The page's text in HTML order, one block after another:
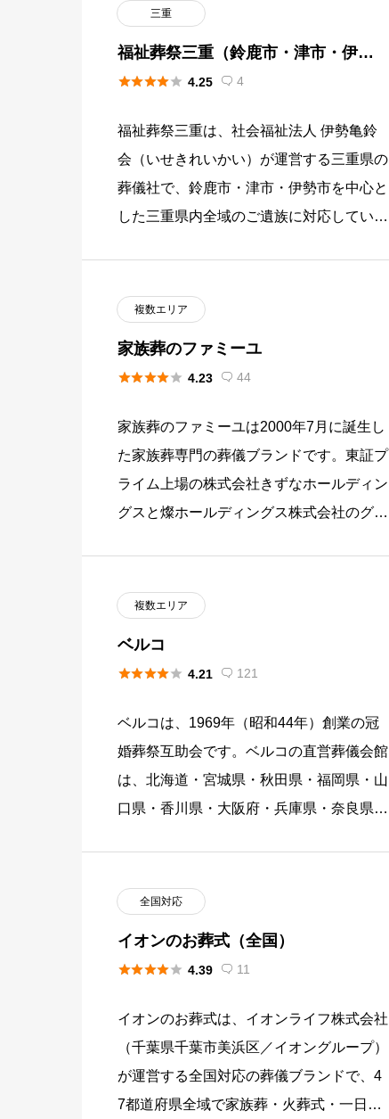
三重
福祉葬祭三重（鈴鹿市・津市・伊勢
市）
 4.25  4
福祉葬祭三重は、社会福祉法人 伊勢亀鈴
会（いせきれいかい）が運営する三重県の
葬儀社で、鈴鹿市・津市・伊勢市を中心と
した三重県内全域のご遺族に対応していま
複数エリア
家族葬のファミーユ
 4.23  44
家族葬のファミーユは2000年7月に誕生し
た家族葬専門の葬儀ブランドです。東証プ
ライム上場の株式会社きずなホールディン
グスと燦ホールディングス株式会社のグル
複数エリア
ベルコ
 4.21  121
ベルコは、1969年（昭和44年）創業の冠
婚葬祭互助会です。ベルコの直営葬儀会館
は、北海道・宮城県・秋田県・福岡県・山
口県・香川県・大阪府・兵庫県・奈良県・
全国対応
イオンのお葬式（全国）
 4.39  11
イオンのお葬式は、イオンライフ株式会社
（千葉県千葉市美浜区／イオングループ）
が運営する全国対応の葬儀ブランドで、4
7都道府県全域で家族葬・火葬式・一日